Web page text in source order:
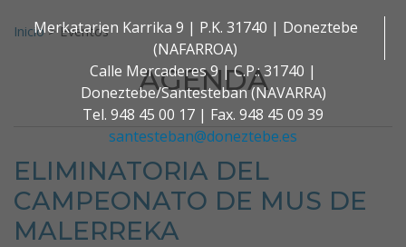
Merkatarien Karrika 9 | P.K. 31740 | Doneztebe
(NAFARROA)
Calle Mercaderes 9 | C.P.: 31740 |
Doneztebe/Santesteban (NAVARRA)
Tel. 948 45 00 17 | Fax. 948 45 09 39
santesteban@doneztebe.es
Buscar:
Inicio>Eventos
AGENDA
ELIMINATORIA DEL
CAMPEONATO DE MUS DE
MALERREKA